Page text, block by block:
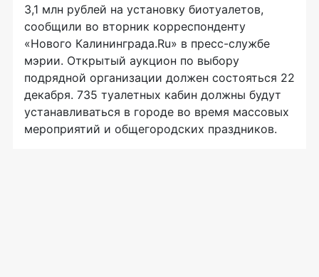
3,1 млн рублей на установку биотуалетов,
сообщили во вторник корреспонденту
«Нового Калининграда.Ru» в пресс-службе
мэрии. Открытый аукцион по выбору
подрядной организации должен состояться 22
декабря. 735 туалетных кабин должны будут
устанавливаться в городе во время массовых
мероприятий и общегородских праздников.